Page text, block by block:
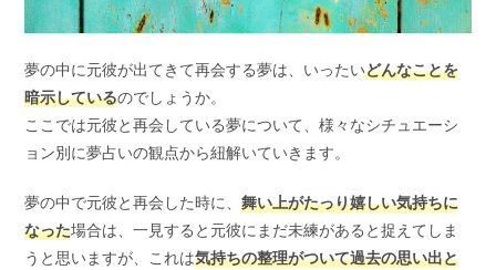
夢の中に元彼が出てきて再会する夢は、いったいどんなことを
暗示しているのでしょうか。
ここでは元彼と再会している夢について、様々なシチュエーシ
ョン別に夢占いの観点から紐解いていきます。
夢の中で元彼と再会した時に、舞い上がたっり嬉しい気持ちに
なった場合は、一見すると元彼にまだ未練があると捉えてしま
うと思いますが、これは気持ちの整理がついて過去の思い出と